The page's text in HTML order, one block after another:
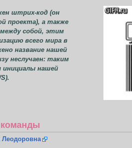
штрих-код (он
проекта), а также
собой, этим
всего мира в
название нашей
неслучаен: таким
нашей
Леодоровна